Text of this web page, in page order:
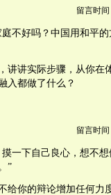
留言时间
不好吗？中国用和平
讲讲实际步骤，从你在
入都做了什么？
留言时间
一下自己良心，想不
”
给你的辩论增加任何力